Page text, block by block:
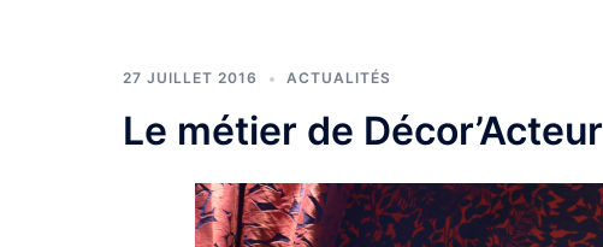
27 JUILLET 2016 ACTUALITÉS
Le métier de Décor’Acteur